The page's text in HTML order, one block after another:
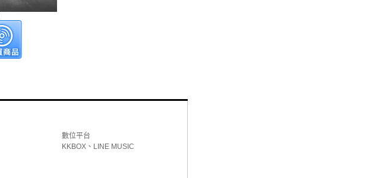
數位平台
KKBOX、LINE MUSIC